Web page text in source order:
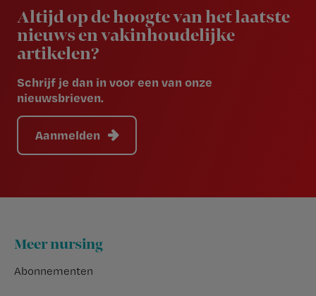
Altijd op de hoogte van het laatste
nieuws en vakinhoudelijke
artikelen?
Schrijf je dan in voor een van onze
nieuwsbrieven.
Aanmelden
Footer
Meer nursing
Abonnementen